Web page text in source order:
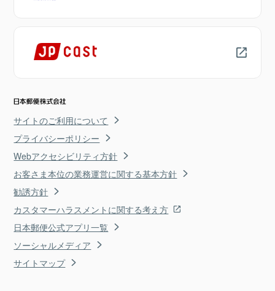
サイトのご利用について
プライバシーポリシー
Webアクセシビリティ方針
お客さま本位の業務運営に関する基本方針
勧誘方針
カスタマーハラスメントに関する考え方
日本郵便公式アプリ一覧
ソーシャルメディア
サイトマップ